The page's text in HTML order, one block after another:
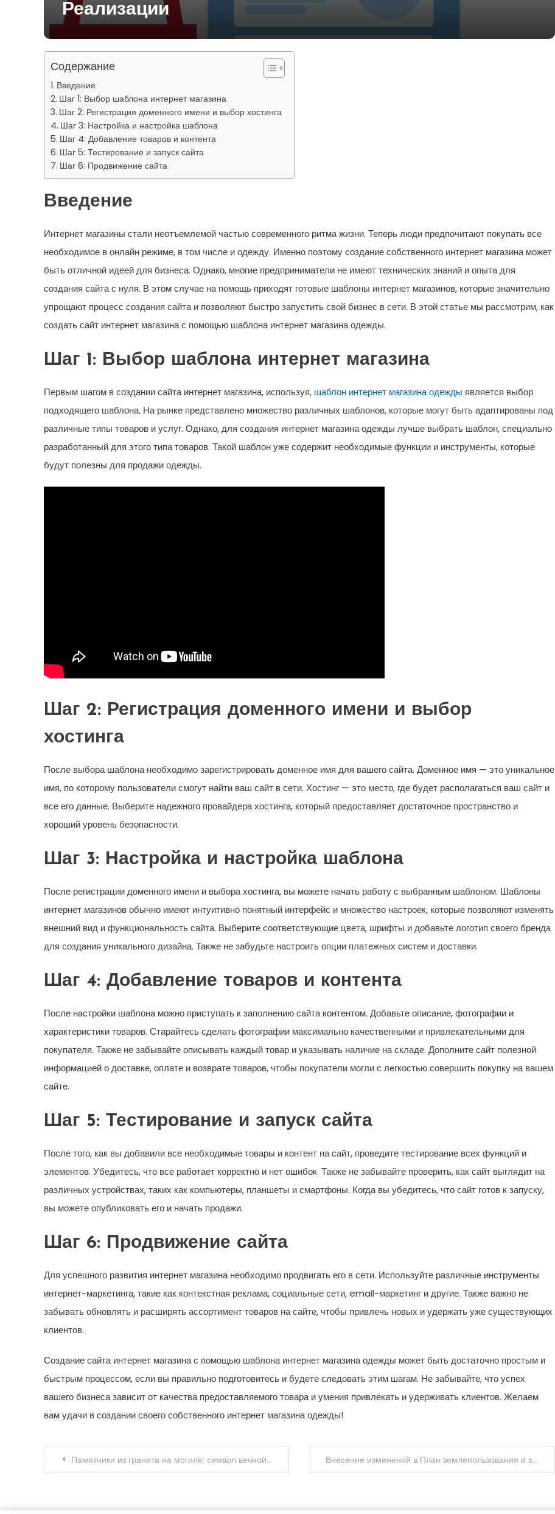
Реализации
Содержание
Введение
Шаг 1: Выбор шаблона интернет магазина
Шаг 2: Регистрация доменного имени и выбор хостинга
Шаг 3: Настройка и настройка шаблона
Шаг 4: Добавление товаров и контента
Шаг 5: Тестирование и запуск сайта
Шаг 6: Продвижение сайта
Введение
Интернет магазины стали неотъемлемой частью современного ритма жизни. Теперь люди предпочитают покупать все
необходимое в онлайн режиме, в том числе и одежду. Именно поэтому создание собственного интернет магазина может
быть отличной идеей для бизнеса. Однако, многие предприниматели не имеют технических знаний и опыта для
создания сайта с нуля. В этом случае на помощь приходят готовые шаблоны интернет магазинов, которые значительно
упрощают процесс создания сайта и позволяют быстро запустить свой бизнес в сети. В этой статье мы рассмотрим, как
создать сайт интернет магазина с помощью шаблона интернет магазина одежды.
Шаг 1: Выбор шаблона интернет магазина
Первым шагом в создании сайта интернет магазина, используя, шаблон интернет магазина одежды является выбор
подходящего шаблона. На рынке представлено множество различных шаблонов, которые могут быть адаптированы под
различные типы товаров и услуг. Однако, для создания интернет магазина одежды лучше выбрать шаблон, специально
разработанный для этого типа товаров. Такой шаблон уже содержит необходимые функции и инструменты, которые
будут полезны для продажи одежды.
Шаг 2: Регистрация доменного имени и выбор
хостинга
После выбора шаблона необходимо зарегистрировать доменное имя для вашего сайта. Доменное имя — это уникальное
имя, по которому пользователи смогут найти ваш сайт в сети. Хостинг — это место, где будет располагаться ваш сайт и
все его данные. Выберите надежного провайдера хостинга, который предоставляет достаточное пространство и
хороший уровень безопасности.
Шаг 3: Настройка и настройка шаблона
После регистрации доменного имени и выбора хостинга, вы можете начать работу с выбранным шаблоном. Шаблоны
интернет магазинов обычно имеют интуитивно понятный интерфейс и множество настроек, которые позволяют изменять
внешний вид и функциональность сайта. Выберите соответствующие цвета, шрифты и добавьте логотип своего бренда
для создания уникального дизайна. Также не забудьте настроить опции платежных систем и доставки.
Шаг 4: Добавление товаров и контента
После настройки шаблона можно приступать к заполнению сайта контентом. Добавьте описание, фотографии и
характеристики товаров. Старайтесь сделать фотографии максимально качественными и привлекательными для
покупателя. Также не забывайте описывать каждый товар и указывать наличие на складе. Дополните сайт полезной
информацией о доставке, оплате и возврате товаров, чтобы покупатели могли с легкостью совершить покупку на вашем
сайте.
Шаг 5: Тестирование и запуск сайта
После того, как вы добавили все необходимые товары и контент на сайт, проведите тестирование всех функций и
элементов. Убедитесь, что все работает корректно и нет ошибок. Также не забывайте проверить, как сайт выглядит на
различных устройствах, таких как компьютеры, планшеты и смартфоны. Когда вы убедитесь, что сайт готов к запуску,
вы можете опубликовать его и начать продажи.
Шаг 6: Продвижение сайта
Для успешного развития интернет магазина необходимо продвигать его в сети. Используйте различные инструменты
интернет-маркетинга, такие как контекстная реклама, социальные сети, email-маркетинг и другие. Также важно не
забывать обновлять и расширять ассортимент товаров на сайте, чтобы привлечь новых и удержать уже существующих
клиентов.
Создание сайта интернет магазина с помощью шаблона интернет магазина одежды может быть достаточно простым и
быстрым процессом, если вы правильно подготовитесь и будете следовать этим шагам. Не забывайте, что успех
вашего бизнеса зависит от качества предоставляемого товара и умения привлекать и удерживать клиентов. Желаем
вам удачи в создании своего собственного интернет магазина одежды!
Навигация
Памятники из гранита на могиле: символ вечной памяти и уважения Внесение изменений в План землепользования и застройки